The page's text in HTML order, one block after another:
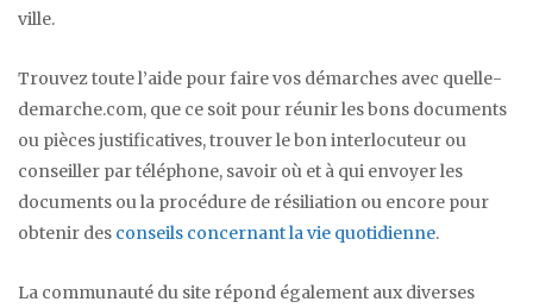
ville.
Trouvez toute l’aide pour faire vos démarches avec quelle-
demarche.com, que ce soit pour réunir les bons documents
ou pièces justificatives, trouver le bon interlocuteur ou
conseiller par téléphone, savoir où et à qui envoyer les
documents ou la procédure de résiliation ou encore pour
obtenir des conseils concernant la vie quotidienne.
La communauté du site répond également aux diverses